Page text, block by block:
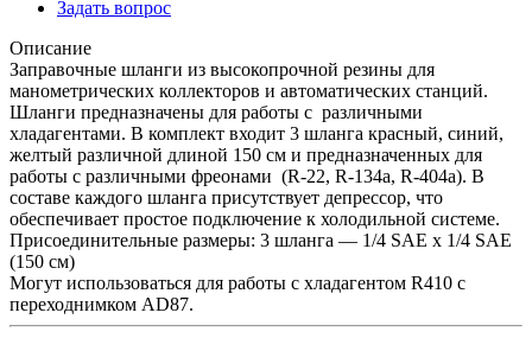
Задать вопрос
Описание
Заправочные шланги из высокопрочной резины для
манометрических коллекторов и автоматических станций.
Шланги предназначены для работы с различными
хладагентами. В комплект входит 3 шланга красный, синий,
желтый различной длиной 150 см и предназначенных для
работы с различными фреонами (R-22, R-134a, R-404a). В
составе каждого шланга присутствует депрессор, что
обеспечивает простое подключение к холодильной системе.
Присоединительные размеры: 3 шланга — 1/4 SAE x 1/4 SAE
(150 см)
Могут использоваться для работы с хладагентом R410 с
переходнимком AD87.